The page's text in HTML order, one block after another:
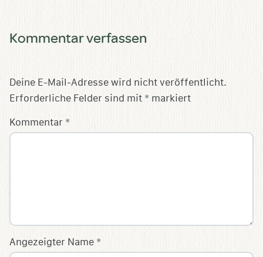
Kommentar verfassen
Deine E-Mail-Adresse wird nicht veröffentlicht.
Erforderliche Felder sind mit * markiert
Kommentar *
Angezeigter Name *